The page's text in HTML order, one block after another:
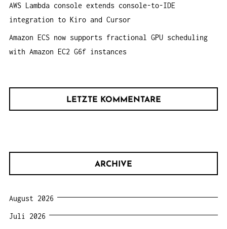
AWS Lambda console extends console-to-IDE
integration to Kiro and Cursor
Amazon ECS now supports fractional GPU scheduling
with Amazon EC2 G6f instances
LETZTE KOMMENTARE
ARCHIVE
August 2026
Juli 2026